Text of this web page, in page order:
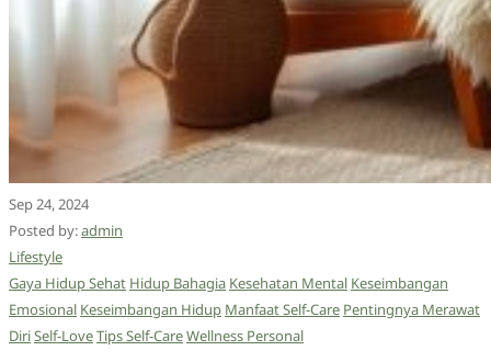
Sep 24, 2024
Posted by:admin
Lifestyle
Gaya Hidup Sehat Hidup Bahagia Kesehatan Mental Keseimbangan
Emosional Keseimbangan Hidup Manfaat Self-Care Pentingnya Merawat
DiriSelf-LoveTips Self-CareWellness Personal